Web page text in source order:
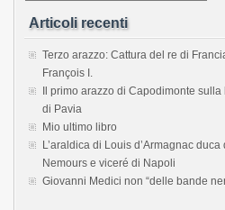
Articoli recenti
Terzo arazzo: Cattura del re di
François I.
Il primo arazzo di Capodimonte sulla
di Pavia
Mio ultimo libro
L’araldica di Louis d’Armagnac duca
Nemours e viceré di Napoli
Giovanni Medici non “delle bande